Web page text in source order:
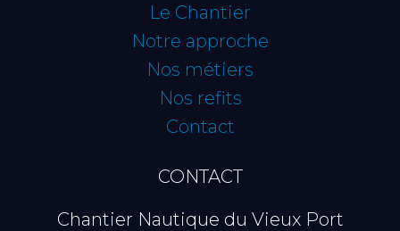
Le Chantier
Notre approche
Nos métiers
Nos refits
Contact
CONTACT
Chantier Nautique du Vieux Port